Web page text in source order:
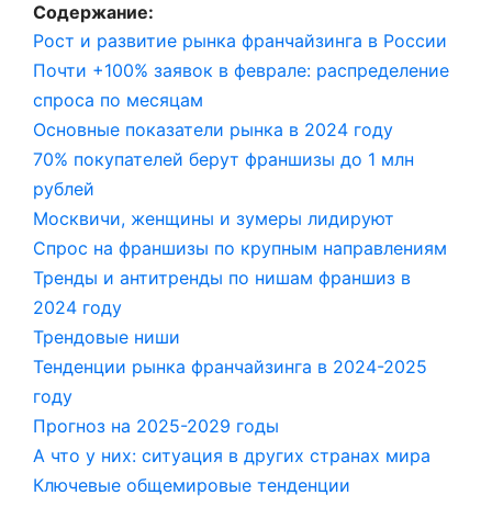
Содержание:
Рост и развитие рынка франчайзинга в России
Почти +100% заявок в феврале: распределение
спроса по месяцам
Основные показатели рынка в 2024 году
70% покупателей берут франшизы до 1 млн
рублей
Москвичи, женщины и зумеры лидируют
Спрос на франшизы по крупным направлениям
Тренды и антитренды по нишам франшиз в
2024 году
Трендовые ниши
Тенденции рынка франчайзинга в 2024-2025
году
Прогноз на 2025-2029 годы
А что у них: ситуация в других странах мира
Ключевые общемировые тенденции